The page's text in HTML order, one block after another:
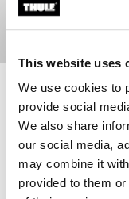
This website uses
We use cookies to
provide social
We also share
our social media,
may combine it
provided to them
Leer más
Thule ProRide XT
Thule ProRide XT
Thule ProRide XT
Portabicicletas de techo
para montar 1 bicicleta de
rápida y sencilla